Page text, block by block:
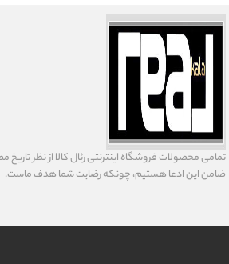
تمامى محصولات فروشگاه اينترنتى رئال كالا از نظر
ضامن اين ادعا هستيم، چونكه رضايت شما هدف ماست.